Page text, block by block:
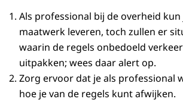
Als professional bij de overheid
maatwerk leveren, toch zullen er
waarin de regels onbedoeld
uitpakken; wees daar alert op.
Zorg ervoor dat je als professional
hoe je van de regels kunt afwijken.